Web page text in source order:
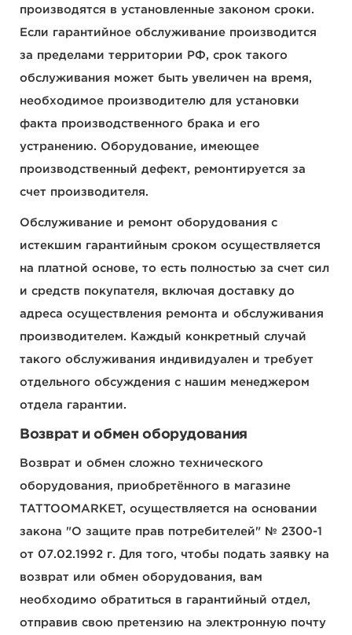
производятся в установленные законом сроки.
Если гарантийное обслуживание производится
за пределами территории РФ, срок такого
обслуживания может быть увеличен на время,
необходимое производителю для установки
факта производственного брака и его
устранению. Оборудование, имеющее
производственный дефект, ремонтируется за
счет производителя.
Обслуживание и ремонт оборудования с
истекшим гарантийным сроком осуществляется
на платной основе, то есть полностью за счет сил
и средств покупателя, включая доставку до
адреса осуществления ремонта и обслуживания
производителем. Каждый конкретный случай
такого обслуживания индивидуален и требует
отдельного обсуждения с нашим менеджером
отдела гарантии.
Возврат и обмен оборудования
Возврат и обмен сложно технического
оборудования, приобретённого в магазине
TATTOOMARKET, осуществляется на основании
закона "О защите прав потребителей" № 2300-1
от 07.02.1992 г. Для того, чтобы подать заявку на
возврат или обмен оборудования, вам
необходимо обратиться в гарантийный отдел,
отправив свою претензию на электронную почту